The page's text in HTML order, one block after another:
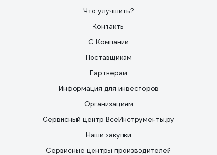
Что улучшить?
Контакты
О Компании
Поставщикам
Партнерам
Информация для инвесторов
Организациям
Сервисный центр ВсеИнструменты.ру
Наши закупки
Сервисные центры производителей